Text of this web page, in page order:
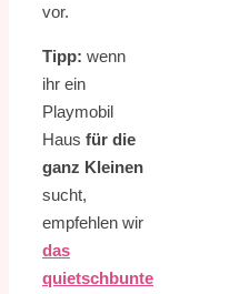
vor.
Tipp: wenn
ihr ein
Playmobil
Haus für die
ganz Kleinen
sucht,
empfehlen wir
das
quietschbunte